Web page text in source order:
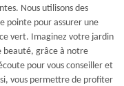
Nous utilisons des
pointe pour assurer une
vert. Imaginez votre jardin
beauté, grâce à notre
pour vous conseiller et
vous permettre de profiter